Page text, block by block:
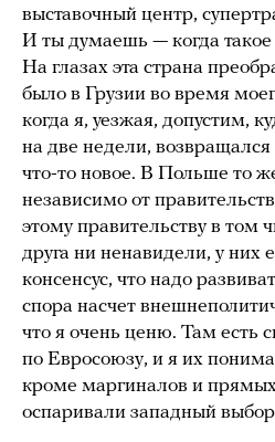
выставочный центр,
И ты думаешь — когда такое
На глазах эта страна
было в Грузии во время
когда я, уезжая, допустим,
на две недели,
что-то новое. В Польше то
независимо от
этому правительству в том
друга ни ненавидели, у них
консенсус, что надо
спора насчет
что я очень ценю. Там есть
по Евросоюзу, и я их
кроме маргиналов и
оспаривали западный